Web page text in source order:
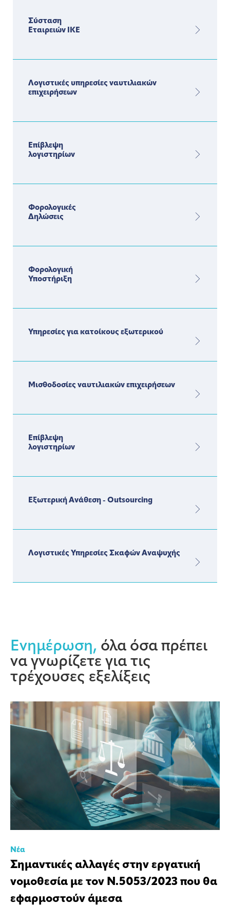
Σύσταση
Εταιρειών ΙΚΕ
Λογιστικές υπηρεσίες ναυτιλιακών
επιχειρήσεων
Επίβλεψη
λογιστηρίων
Φορολογικές
Δηλώσεις
Φορολογική
Υποστήριξη
Υπηρεσίες για κατοίκους εξωτερικού
Μισθοδοσίες ναυτιλιακών επιχειρήσεων
Επίβλεψη
λογιστηρίων
Εξωτερική Ανάθεση - Outsourcing
Λογιστικές Υπηρεσίες Σκαφών Αναψυχής
Ενημέρωση, όλα όσα πρέπει
να γνωρίζετε για τις
τρέχουσες εξελίξεις
Νέα
Σημαντικές αλλαγές στην εργατική
νομοθεσία με τον Ν.5053/2023 που θα
εφαρμοστούν άμεσα